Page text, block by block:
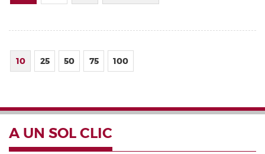
10 25 50 75 100
A UN SOL CLIC